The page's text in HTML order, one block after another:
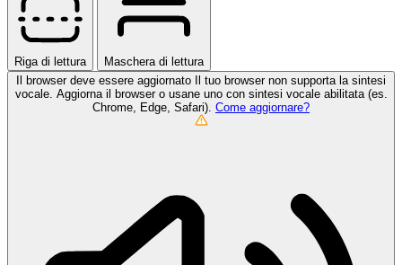
Riga di lettura
Maschera di lettura
Il browser deve essere aggiornato
Il tuo browser non supporta la sintesi
vocale. Aggiorna il browser o usane uno con sintesi vocale abilitata (es.
Chrome, Edge, Safari). Come aggiornare?